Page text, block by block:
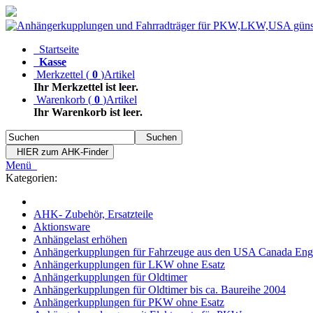
Startseite
Kasse
Merkzettel ( 0 )Artikel
Ihr Merkzettel ist leer.
Warenkorb ( 0 )Artikel
Ihr Warenkorb ist leer.
Suchen
HIER zum AHK-Finder
Menü
Kategorien:
AHK- Zubehör, Ersatzteile
Aktionsware
Anhängelast erhöhen
Anhängerkupplungen für Fahrzeuge aus den USA Canada
Anhängerkupplungen für LKW ohne Esatz
Anhängerkupplungen für Oldtimer
Anhängerkupplungen für Oldtimer bis ca. Baureihe 2004
Anhängerkupplungen für PKW ohne Esatz